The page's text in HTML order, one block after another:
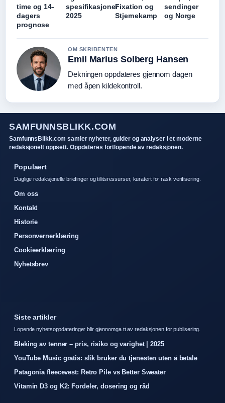
time og 14-
dagers
prognose
spesifikasjoner
2025
Fixation og
Stjernekamp
sendinger
og Norge
OM SKRIBENTEN
Emil Marius Solberg Hansen
Dekningen oppdateres gjennom dagen
med åpen kildekontroll.
SAMFUNNSBLIKK.COM
SamfunnsBlikk.com samler nyheter, guider og analyser i et moderne
redaksjonelt oppsett. Oppdateres fortlopende av redaksjonen.
Populaert
Daglige redaksjonelle briefinger og tillitsressurser, kuratert for rask verifisering.
Om oss
Kontakt
Historie
Personvernerklæring
Cookieerklæring
Nyhetsbrev
Siste artikler
Lopende nyhetsoppdateringer blir gjennomga tt av redaksjonen for publisering.
Bleking av tenner – pris, risiko og varighet | 2025
YouTube Music gratis: slik bruker du tjenesten uten å betale
Patagonia fleecevest: Retro Pile vs Better Sweater
Vitamin D3 og K2: Fordeler, dosering og råd